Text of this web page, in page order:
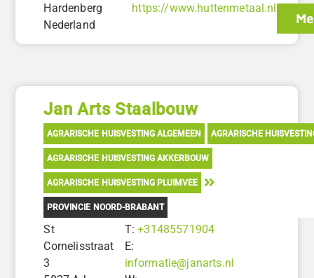
Hardenberg
Nederland
https://www.huttenmetaal.nl
Jan Arts Staalbouw
AGRARISCHE HUISVESTING ALGEMEEN AGRARISCHE
AGRARISCHE HUISVESTING AKKERBOUW
AGRARISCHE HUISVESTING PLUIMVEE
PROVINCIE NOORD-BRABANT
St
Cornelisstraat
3
T:+31485571904
E:
informatie@janarts.nl